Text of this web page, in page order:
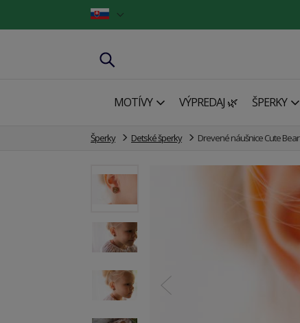
MOTÍVY VÝPREDAJ 🌿 ŠPERKY
Šperky Detské šperky Drevené náušnice Cute Bear